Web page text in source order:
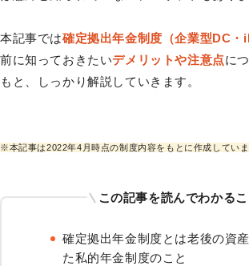
本記事では確定拠出年金制度（企業型DC・
前に知っておきたいデメリットや注意点に
もと、しっかり解説していきます。
※本記事は2022年4月時点の制度内容をもとに作成してい
この記事を読んでわかるこ
確定拠出年金制度とは老後の資
た私的年金制度のこと